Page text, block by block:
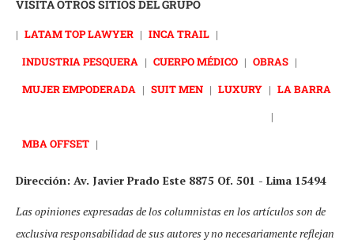
VISITA OTROS SITIOS DEL GRUPO
| LATAM TOP LAWYER | INCA TRAIL |
INDUSTRIA PESQUERA | CUERPO MÉDICO | OBRAS |
MUJER EMPODERADA | SUIT MEN | LUXURY | LA BARRA
|
MBA OFFSET |
Dirección: Av. Javier Prado Este 8875 Of. 501 - Lima 15494
Las opiniones expresadas de los columnistas en los artículos son de
exclusiva responsabilidad de sus autores y no necesariamente reflejan